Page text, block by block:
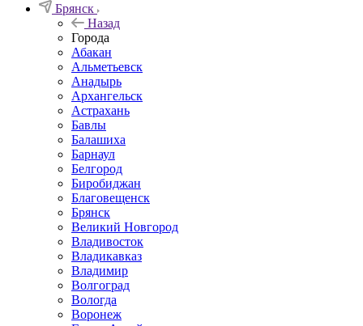
Брянск
Назад
Города
Абакан
Альметьевск
Анадырь
Архангельск
Астрахань
Бавлы
Балашиха
Барнаул
Белгород
Биробиджан
Благовещенск
Брянск
Великий Новгород
Владивосток
Владикавказ
Владимир
Волгоград
Вологда
Воронеж